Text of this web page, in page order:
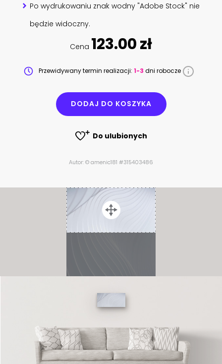
Po wydrukowaniu znak wodny "Adobe Stock" nie
będzie widoczny.
Cena 123.00 zł
Przewidywany termin realizacji: 1-3 dni robocze
DODAJ DO KOSZYKA
Do ulubionych
Autor: © amenic181 #315403486